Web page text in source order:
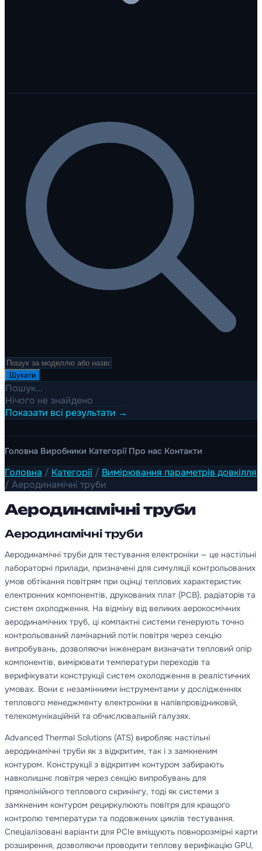
Шукати
Пошук...
Нічого не знайдено
Показати всі результати →
Головна Виробники Категорії Про нас Контакти
Головна / Категорії / Вимірювання параметрів довкілля
/ Аеродинамічні труби
Аеродинамічні труби
Аеродинамічні труби
Аеродинамічні труби для тестування електроніки — це настільні
лабораторні прилади, призначені для симуляції контрольованих
умов обтікання повітрям при оцінці теплових характеристик
електронних компонентів, друкованих плат (PCB), радіаторів та
систем охолодження. На відміну від великих аерокосмічних
аеродинамічних труб, ці компактні системи генерують точно
контрольований ламінарний потік повітря через секцію
випробувань, дозволяючи інженерам визначати тепловий опір
компонентів, вимірювати температури переходів та
верифікувати конструкції систем охолодження в реалістичних
умовах. Вони є незамінними інструментами у дослідженнях
теплового менеджменту електроніки в напівпровідниковій,
телекомунікаційній та обчислювальній галузях.
Advanced Thermal Solutions (ATS) виробляє настільні
аеродинамічні труби як з відкритим, так і з замкненим
контуром. Конструкції з відкритим контуром забирають
навколишнє повітря через секцію випробувань для
прямолінійного теплового скринінгу, тоді як системи з
замкненим контуром рециркулюють повітря для кращого
контролю температури та подовжених циклів тестування.
Спеціалізовані варіанти для PCIe вміщують повнорозмірні карти
розширення, дозволяючи проводити теплову верифікацію GPU,